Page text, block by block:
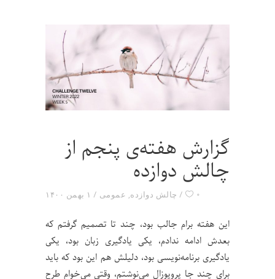
گزارش هفته‌ی پنجم از
چالش دوازده
۱ بهمن ۱۴۰۰ چالش دوازده, عمومی ۰
این هفته برام جالب بود، چند تا تصمیم گرفتم که
بعدش ادامه ندادم، یکی یادگیری زبان بود، یکی
یادگیری برنامه‌نویسی بود، دلیلش هم این بود که باید
برای چند جا پروپوزال می‌نوشتم، وقتی می‌خوام طرح